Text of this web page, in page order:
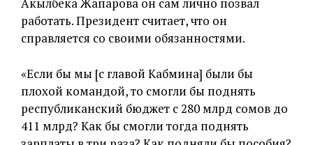
работать. Президент считает, что он
справляется со своими обязанностями.
«Если бы мы [с главой Кабмина] были бы
плохой командой, то смогли бы поднять
республиканский бюджет с 280 млрд сомов до
411 млрд? Как бы смогли тогда поднять